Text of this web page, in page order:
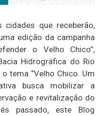
que receberão,
edição da campanha
o Velho Chico”,
Hidrográfica do Rio
tema “Velho Chico. Um
busca mobilizar a
e revitalização do
passado, este Blog